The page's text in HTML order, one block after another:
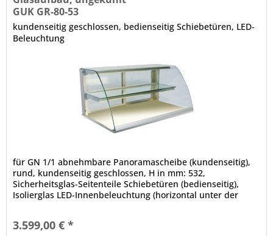
GUK GR-80-53
kundenseitig geschlossen, bedienseitig Schiebetüren, LED-
Beleuchtung
für GN 1/1 abnehmbare Panoramascheibe (kundenseitig),
rund, kundenseitig geschlossen, H in mm: 532,
Sicherheitsglas-Seitenteile Schiebetüren (bedienseitig),
Isolierglas LED-Innenbeleuchtung (horizontal unter der
elektrische Verkabelung, im Rundrohr nach unten...
3.599,00 € *